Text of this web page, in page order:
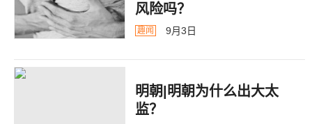
风险吗？
趣闻 9月3日
明朝|明朝为什么出大太
监？ ​​​